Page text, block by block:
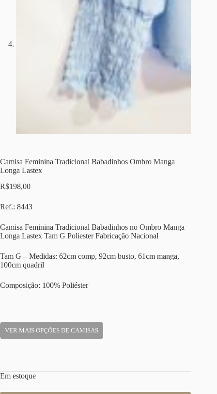
Camisa Feminina Tradicional Babadinhos Ombro Manga
Longa Lastex
R$198,00
Ref.: 8443
Camisa Feminina Tradicional Babadinhos no Ombro Manga
Longa Lastex Tam G Poliester Fabricação Nacional
Tam G – Medidas: 62cm comp, 92cm busto, 61cm manga,
100cm quadril
Composição: 100% Poliéster
VER MAIS OPÇÕES DE CAMISAS
Em estoque